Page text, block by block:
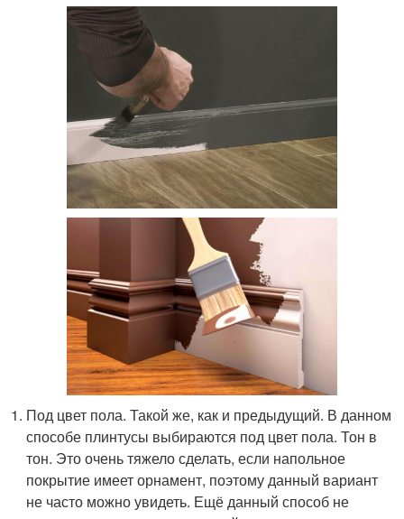
Под цвет пола. Такой же, как и предыдущий. В данном
способе плинтусы выбираются под цвет пола. Тон в
тон. Это очень тяжело сделать, если напольное
покрытие имеет орнамент, поэтому данный вариант
не часто можно увидеть. Ещё данный способ не